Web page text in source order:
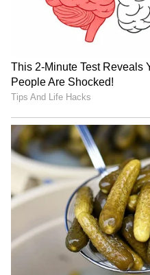
ಮೀನಾ ಪಾತ್ರಧಾರಿ ಮೇಘಾ,
ನಟಿಸುತ್ತಿರುವ ಊರ್ಜಿತಾ
ನಟಿಸುತ್ತಿರುವ ಅರ್ಪಿತಾ
ತೆಗೆದುಕೊಂಡಿದ್ದು,
ಬಂದಿದ್ದಾರೆ. ನಂದನ
ಅಭಿಮಾನಿಗಳು